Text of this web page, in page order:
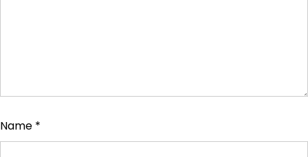
Name *